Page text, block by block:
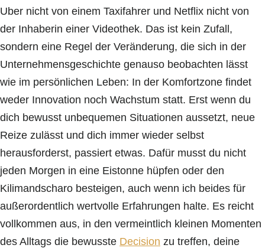
Uber nicht von einem Taxifahrer und Netflix nicht von
der Inhaberin einer Videothek. Das ist kein Zufall,
sondern eine Regel der Veränderung, die sich in der
Unternehmensgeschichte genauso beobachten lässt
wie im persönlichen Leben: In der Komfortzone findet
weder Innovation noch Wachstum statt. Erst wenn du
dich bewusst unbequemen Situationen aussetzt, neue
Reize zulässt und dich immer wieder selbst
herausforderst, passiert etwas. Dafür musst du nicht
jeden Morgen in eine Eistonne hüpfen oder den
Kilimandscharo besteigen, auch wenn ich beides für
außerordentlich wertvolle Erfahrungen halte. Es reicht
vollkommen aus, in den vermeintlich kleinen Momenten
des Alltags die bewusste Decision zu treffen, deine